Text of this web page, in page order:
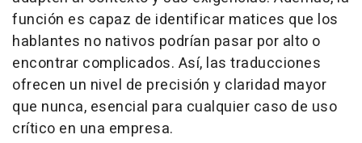
función es capaz de identificar matices que los
hablantes no nativos podrían pasar por alto o
encontrar complicados. Así, las traducciones
ofrecen un nivel de precisión y claridad mayor
que nunca, esencial para cualquier caso de uso
crítico en una empresa.